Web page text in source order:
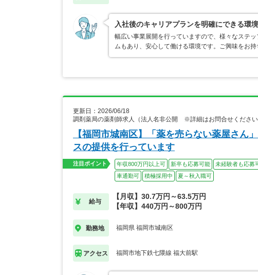
入社後のキャリアプランを明確にできる環
幅広い事業展開を行っていますので、様々なステ
ムもあり、安心して働ける環境です。ご興味をお
更新日：2026/06/18
調剤薬局の薬剤師求人（法人名非公開 ※詳細はお問合せください
【福岡市城南区】「薬を売らない薬屋さん
スの提供を行っています
注目ポイント 年収800万円以上可 新卒も応募可能 未経験者も応募
車通勤可
積極採用中 夏～秋入職可
給与
【月収】30.7万円～63.5万円
【年収】440万円～800万円
勤務地 福岡県 福岡市城南区
アクセス 福岡市地下鉄七隈線 福大前駅